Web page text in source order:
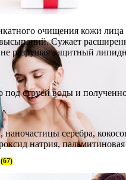
(67)
очищения кожи лица
Сужает
разрушая защитный
под струёй воды и
наночастицы серебра,
натрия, пальмитиновая